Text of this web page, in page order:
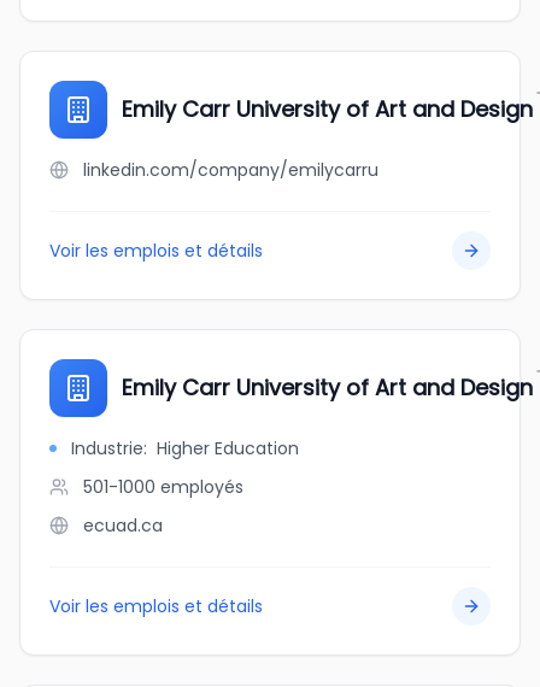
Emily Carr University of Art and Design
linkedin.com/company/emilycarru
Voir les emplois et détails
Emily Carr University of Art and Design
Industrie: Higher Education
501-1000 employés
ecuad.ca
Voir les emplois et détails